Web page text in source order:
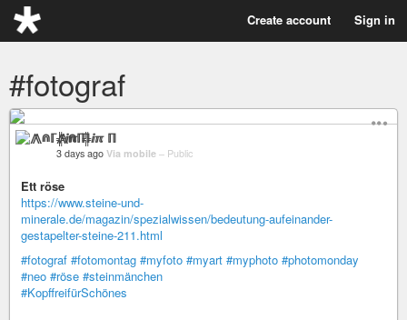
Create account Sign in
#fotograf
⨇⋒ℾ╬ⅈℼ ℿ
3 days ago Via mobile – Public
Ett röse
https://www.steine-und-
minerale.de/magazin/spezialwissen/bedeutung-aufeinander-
gestapelter-steine-211.html
#fotograf #fotomontag #myfoto #myart #myphoto #photomonday
#neo #röse #steinmänchen
#KopffreifürSchönes